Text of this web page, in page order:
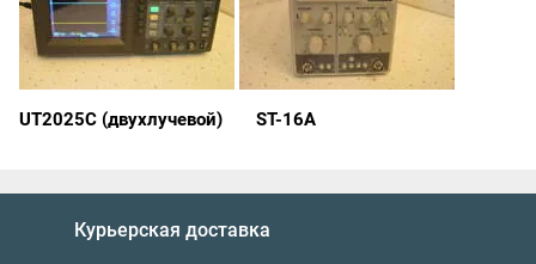
UT2025C (двухлучевой) ST-16A
Курьерская доставка